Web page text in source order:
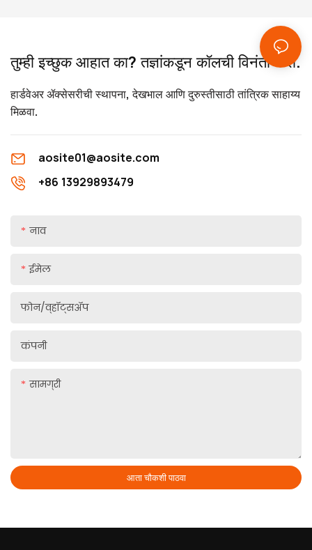
तुम्ही इच्छुक आहात का? तज्ञांकडून कॉलची विनंती करा.
हार्डवेअर ॲक्सेसरीची स्थापना, देखभाल आणि दुरुस्तीसाठी तांत्रिक साहाय्य
मिळवा.
aosite01@aosite.com
+86 13929893479
नाव
ईमेल
फोन/व्हॉट्सॲप
कंपनी
सामग्री
आता चौकशी पाठवा